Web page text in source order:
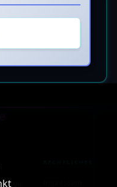
Wir